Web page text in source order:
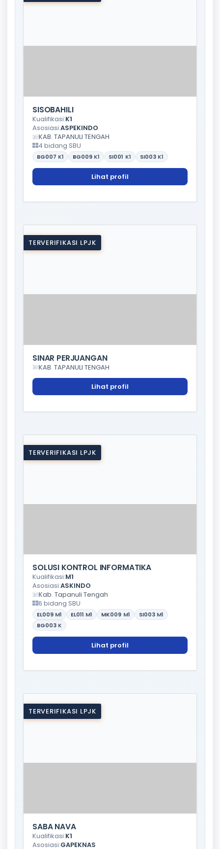
SISOBAHILI
Kualifikasi:K1
Asosiasi:ASPEKINDO
KAB. TAPANULI TENGAH
4 bidang SBU
BG007 K1 BG009 K1 SI001 K1 SI003 K1
Lihat profil
TERVERIFIKASI LPJK
SINAR PERJUANGAN
KAB. TAPANULI TENGAH
Lihat profil
TERVERIFIKASI LPJK
SOLUSI KONTROL INFORMATIKA
Kualifikasi:M1
Asosiasi:ASKINDO
Kab. Tapanuli Tengah
6 bidang SBU
EL009 M1 EL011 M1 MK009 M1 SI003 M1
BG003 K
Lihat profil
TERVERIFIKASI LPJK
SABA NAVA
Kualifikasi:K1
Asosiasi:GAPEKNAS